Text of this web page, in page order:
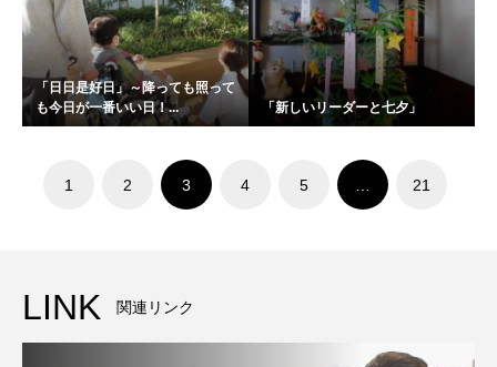
「日日是好日」～降っても照って
も今日が一番いい日！...
「新しいリーダーと七夕」
1 2 3 4 5 21
LINK 関連リンク